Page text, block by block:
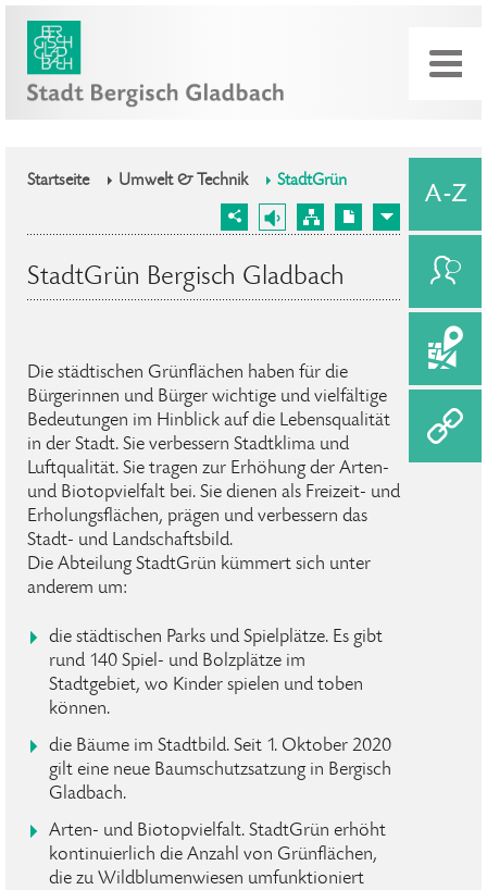
Startseite Umwelt & Technik StadtGrün
StadtGrün Bergisch Gladbach
Die städtischen Grünflächen haben für die
Bürgerinnen und Bürger wichtige und vielfältige
Bedeutungen im Hinblick auf die Lebensqualität
in der Stadt. Sie verbessern Stadtklima und
Luftqualität. Sie tragen zur Erhöhung der Arten-
und Biotopvielfalt bei. Sie dienen als Freizeit- und
Erholungsflächen, prägen und verbessern das
Stadt- und Landschaftsbild.
Die Abteilung StadtGrün kümmert sich unter
anderem um:
die städtischen Parks und Spielplätze. Es gibt
rund 140 Spiel- und Bolzplätze im
Stadtgebiet, wo Kinder spielen und toben
können.
die Bäume im Stadtbild. Seit 1. Oktober 2020
gilt eine neue Baumschutzsatzung in Bergisch
Gladbach.
Arten- und Biotopvielfalt. StadtGrün erhöht
kontinuierlich die Anzahl von Grünflächen,
die zu Wildblumenwiesen umfunktioniert